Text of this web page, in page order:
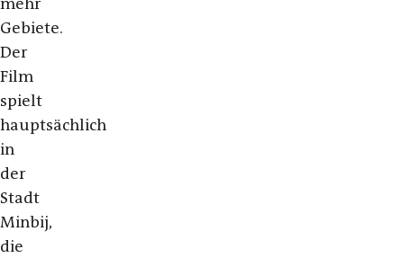
Gebiete.
Der
Film
spielt
hauptsächlich
in
der
Stadt
Minbij,
die